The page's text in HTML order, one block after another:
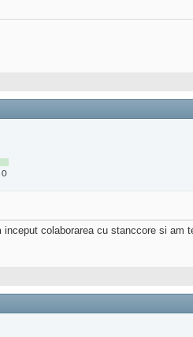
0
inceput colaborarea cu stanccore si am